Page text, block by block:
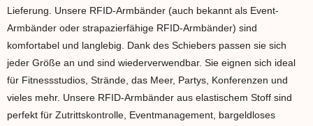
Lieferung. Unsere RFID-Armbänder (auch bekannt als Event-
Armbänder oder strapazierfähige RFID-Armbänder) sind
komfortabel und langlebig. Dank des Schiebers passen sie sich
jeder Größe an und sind wiederverwendbar. Sie eignen sich ideal
für Fitnessstudios, Strände, das Meer, Partys, Konferenzen und
vieles mehr. Unsere RFID-Armbänder aus elastischem Stoff sind
perfekt für Zutrittskontrolle, Eventmanagement, bargeldloses